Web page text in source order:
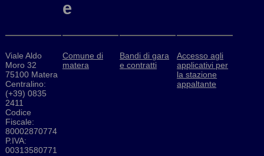
e
Viale Aldo
Moro 32
75100 Matera
Centralino:
(+39) 0835
2411
Codice
Fiscale:
80002870774
P.IVA:
00313580771
Comune di
matera
Bandi di gara
e contratti
Accesso agli
applicativi per
la stazione
appaltante